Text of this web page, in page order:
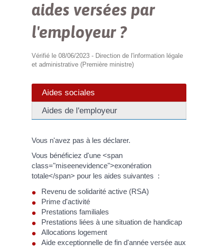
aides versées par
l'employeur ?
Vérifié le 08/06/2023 - Direction de l'information légale
et administrative (Première ministre)
Aides sociales
Aides de l'employeur
Vous n'avez pas à les déclarer.
Vous bénéficiez d'une <span
class="miseenevidence">exonération
totale</span> pour les aides suivantes :
Revenu de solidarité active (RSA)
Prime d'activité
Prestations familiales
Prestations liées à une situation de handicap
Allocations logement
Aide exceptionnelle de fin d'année versée aux